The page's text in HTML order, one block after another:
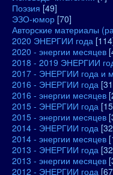
Поэзия [49]
ЭЗО-юмор [70]
Авторские материалы
2020 ЭНЕРГИИ года
2020 - энергии месяцев
2018 - 2019 ЭНЕРГИИ
2017 - ЭНЕРГИИ года и
2016 - ЭНЕРГИИ года
2016 - энергии месяцев
2015 - ЭНЕРГИИ года
2015 - энергии месяцев
2014 - ЭНЕРГИИ года
2014 - энергии месяцев
2013 - ЭНЕРГИИ года
2013 - энергии месяцев
2012 - ЭНЕРГИИ года